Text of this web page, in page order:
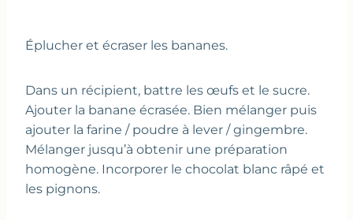
Éplucher et écraser les bananes.
Dans un récipient, battre les œufs et le sucre.
Ajouter la banane écrasée. Bien mélanger puis
ajouter la farine / poudre à lever / gingembre.
Mélanger jusqu’à obtenir une préparation
homogène. Incorporer le chocolat blanc râpé et
les pignons.